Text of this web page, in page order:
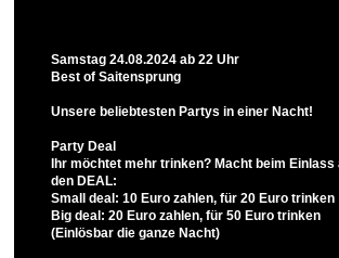
Samstag 24.08.2024 ab 22 Uhr
Best of Saitensprung
Unsere beliebtesten Partys in einer Nacht!
Party Deal
Ihr möchtet mehr trinken? Macht beim
den DEAL:
Small deal: 10 Euro zahlen, für 20 Euro trinken
Big deal: 20 Euro zahlen, für 50 Euro trinken
(Einlösbar die ganze Nacht)